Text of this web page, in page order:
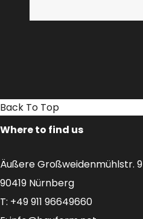
Back To Top
Where to find us
Äußere Großweidenmühlstr. 9
90419 Nürnberg
T: +49 911 96649660